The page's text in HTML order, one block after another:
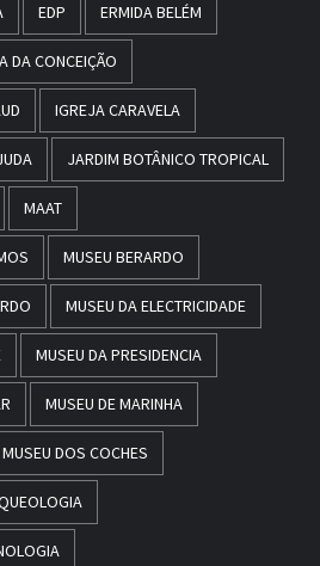
EDP ERMIDA BELÉM
DA CONCEIÇÃO
IGREJA CARAVELA
JARDIM BOTÂNICO TROPICAL
MAAT
MUSEU BERARDO
MUSEU DA ELECTRICIDADE
MUSEU DA PRESIDENCIA
MUSEU DE MARINHA
MUSEU DOS COCHES